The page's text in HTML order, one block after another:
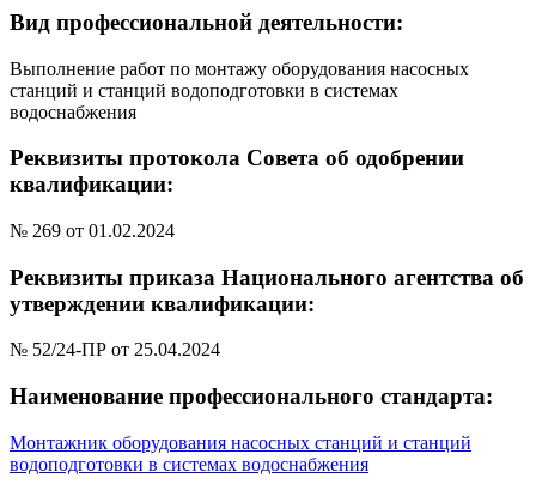
Вид профессиональной деятельности:
Выполнение работ по монтажу оборудования насосных
станций и станций водоподготовки в системах
водоснабжения
Реквизиты протокола Совета об одобрении
квалификации:
№ 269 от 01.02.2024
Реквизиты приказа Национального агентства об
утверждении квалификации:
№ 52/24-ПР от 25.04.2024
Наименование профессионального стандарта:
Монтажник оборудования насосных станций и станций
водоподготовки в системах водоснабжения